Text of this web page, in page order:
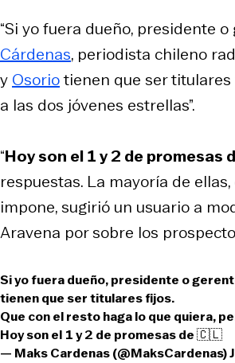
“Si yo fuera dueño, presidente
Cárdenas, periodista chileno
y Osoriotienen que ser titulares
a las dos jóvenes estrellas”.
“Hoy son el 1 y 2 de promesas
respuestas. La mayoría de
impone, sugirió un usuario a
Aravena por sobre los
Si yo fuera dueño, presidente o
tienen que ser titulares fijos.
Que con el resto haga lo que quiera,
Hoy son el 1 y 2 de promesas de 🇨🇱
— Maks Cardenas (@MaksCardenas)